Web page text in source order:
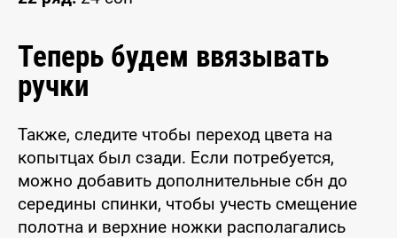
Теперь будем ввязывать
ручки
Также, следите чтобы переход цвета на
копытцах был сзади. Если потребуется,
можно добавить дополнительные сбн до
середины спинки, чтобы учесть смещение
полотна и верхние ножки располагались